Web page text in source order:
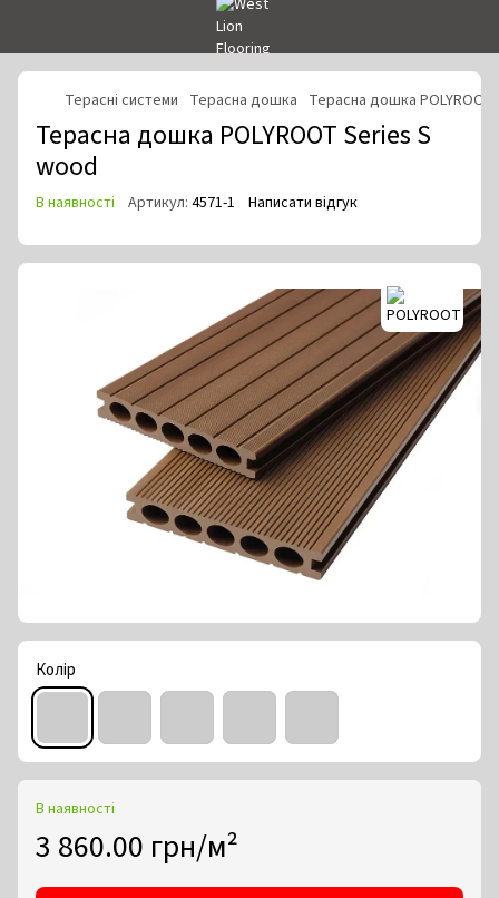
Терасні системи Терасна дошка Терасна дошка POLYROOT
Терасна дошка POLYROOT Series S
wood
В наявності Артикул: 4571-1 Написати відгук
Колір
В наявності
3 860.00 грн/м²